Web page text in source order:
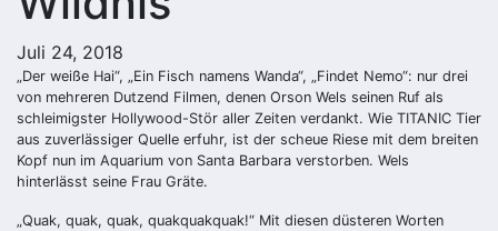
Juli 24, 2018
„Der weiße Hai“, „Ein Fisch namens Wanda“, „Findet Nemo“: nur drei
von mehreren Dutzend Filmen, denen Orson Wels seinen Ruf als
schleimigster Hollywood-Stör aller Zeiten verdankt. Wie TITANIC Tier
aus zuverlässiger Quelle erfuhr, ist der scheue Riese mit dem breiten
Kopf nun im Aquarium von Santa Barbara verstorben. Wels
hinterlässt seine Frau Gräte.
„Quak, quak, quak, quakquakquak!“ Mit diesen düsteren Worten